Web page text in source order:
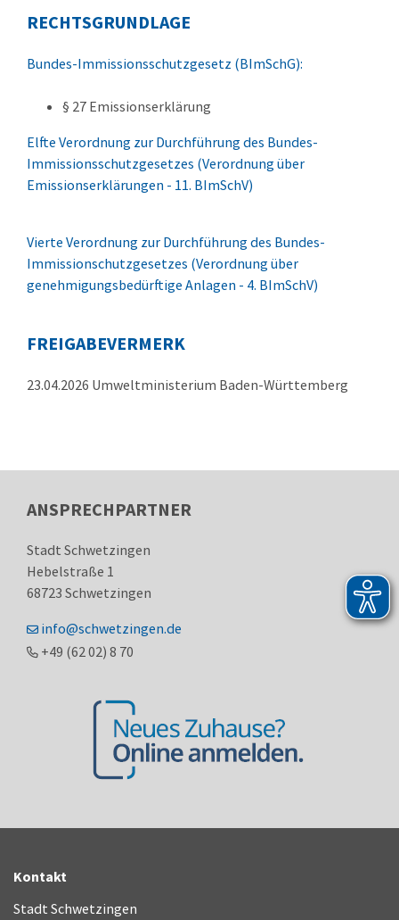
RECHTSGRUNDLAGE
Bundes-Immissionsschutzgesetz (BImSchG):
§ 27 Emissionserklärung
Elfte Verordnung zur Durchführung des Bundes-
Immissionsschutzgesetzes (Verordnung über
Emissionserklärungen - 11. BImSchV)
Vierte Verordnung zur Durchführung des Bundes-
Immissionschutzgesetzes (Verordnung über
genehmigungsbedürftige Anlagen - 4. BImSchV)
FREIGABEVERMERK
23.04.2026 Umweltministerium Baden-Württemberg
ANSPRECHPARTNER
Stadt Schwetzingen
Hebelstraße 1
68723 Schwetzingen
info@schwetzingen.de
+49 (6202) 8 70
Kontakt
Stadt Schwetzingen